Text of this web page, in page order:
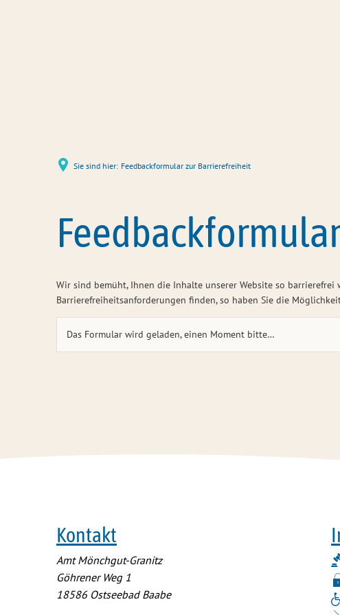
Sie sind hier: Feedbackformular zur Barrierefreiheit
Wir sind bemüht, Ihnen die Inhalte unserer Website so
Barrierefreiheitsanforderungen finden, so haben Sie die
Das Formular wird geladen, einen Moment bitte…
Kontakt
Amt Mönchgut-Granitz
Göhrener Weg 1
18586 Ostseebad Baabe